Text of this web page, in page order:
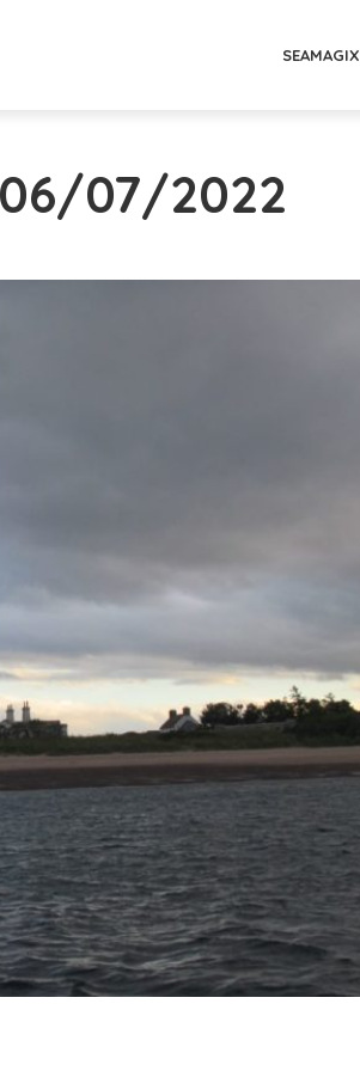
SEAMAGIX
07/2022